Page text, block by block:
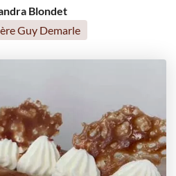
Blondet
Guy Demarle